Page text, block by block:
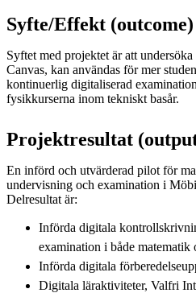
Syfte/Effekt (outcome)
Syftet med projektet är att
Canvas, kan användas för mer
kontinuerlig digitaliserad
fysikkurserna inom tekniskt basår.
Projektresultat
En införd och utvärderad pilot för
undervisning och examination i
Delresultat är:
Införda digitala
examination i både matematik
Införda digitala
Digitala läraktiviteter, Valfri